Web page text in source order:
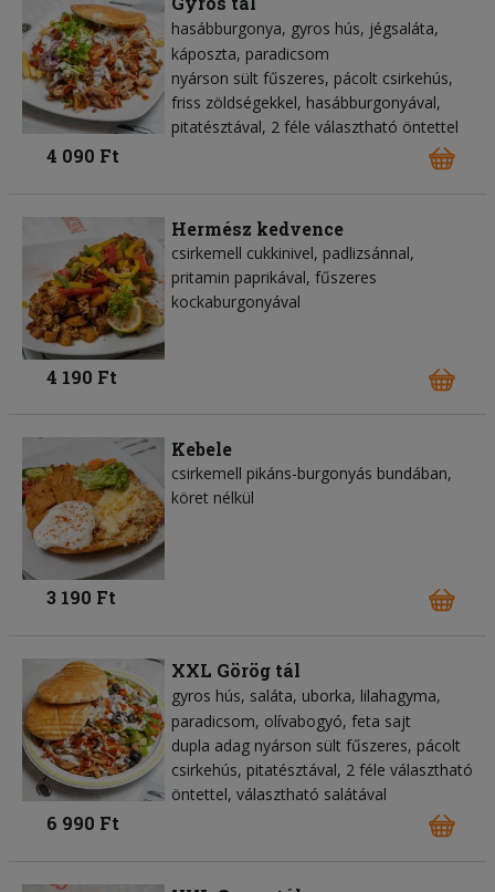
hasábburgonya gyros hús jégsaláta
káposzta paradicsom
nyárson sült fűszeres, pácolt csirkehús,
friss zöldségekkel, hasábburgonyával,
pitatésztával, 2 féle választható öntettel
4 090 Ft
Hermész kedvence
csirkemell cukkinivel, padlizsánnal,
pritamin paprikával, fűszeres
kockaburgonyával
4 190 Ft
Kebele
csirkemell pikáns-burgonyás bundában,
köret nélkül
3 190 Ft
XXL Görög tál
gyros hús saláta uborka lilahagyma
paradicsom olívabogyó feta sajt
dupla adag nyárson sült fűszeres, pácolt
csirkehús, pitatésztával, 2 féle választható
öntettel, választható salátával
6 990 Ft